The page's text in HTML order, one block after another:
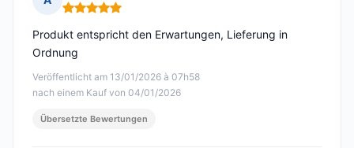
Hinweis: 5 von 5
Veröffentlicht am 13/01/2026 à 07h58
nach einem Kauf von 04/01/2026
Produkt entspricht den Erwartungen, Lieferung in
Ordnung
Übersetzte Bewertungen